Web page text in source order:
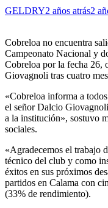
GELDRY2 años atrás2
Cobreloa no encuentra
Campeonato Nacional y
Cobreloa por la fecha 26,
Giovagnoli tras cuatro
«Cobreloa informa a
el señor Dalcio
a la institución», sostuvo
sociales.
«Agradecemos el trabajo
técnico del club y como
éxitos en sus próximos
partidos en Calama con
(33% de rendimiento).